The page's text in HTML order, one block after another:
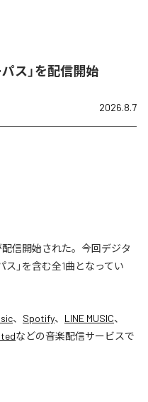
ス」を配信開始
2026.8.7
配信開始された。今回デジタ
」を含む全1曲となってい
、 Spotify、 LINE MUSIC、
などの音楽配信サービスで